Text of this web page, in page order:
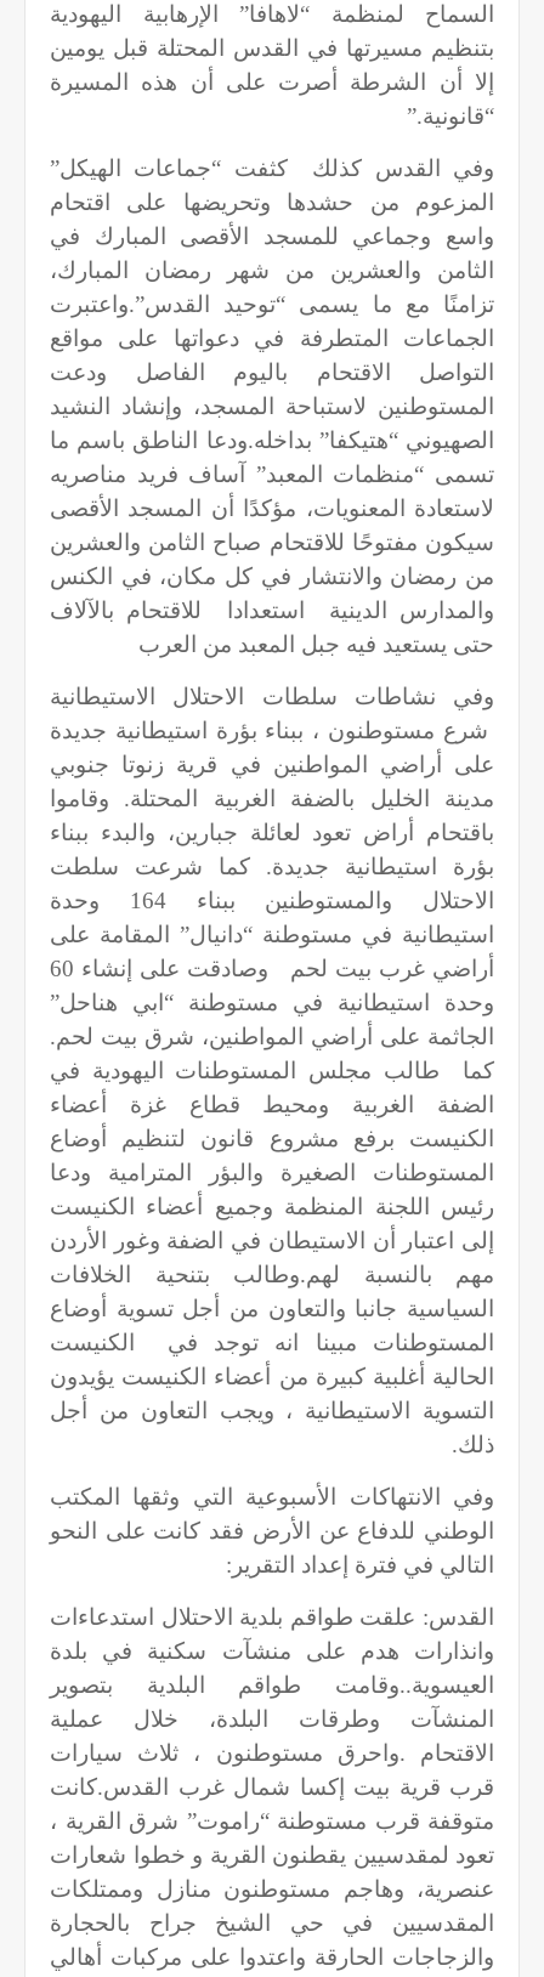
السماح لمنظمة “لاهافا” الإرهابية اليهودية
بتنظيم مسيرتها في القدس المحتلة قبل يومين
إلا أن الشرطة أصرت على أن هذه المسيرة
“قانونية”.
وفي القدس كذلك كثفت “جماعات الهيكل”
المزعوم من حشدها وتحريضها على اقتحام
واسع وجماعي للمسجد الأقصى المبارك في
الثامن والعشرين من شهر رمضان المبارك،
تزامنًا مع ما يسمى “توحيد القدس”.واعتبرت
الجماعات المتطرفة في دعواتها على مواقع
التواصل الاقتحام باليوم الفاصل ودعت
المستوطنين لاستباحة المسجد، وإنشاد النشيد
الصهيوني “هتيكفا” بداخله.ودعا الناطق باسم ما
تسمى “منظمات المعبد” آساف فريد مناصريه
لاستعادة المعنويات، مؤكدًا أن المسجد الأقصى
سيكون مفتوحًا للاقتحام صباح الثامن والعشرين
من رمضان والانتشار في كل مكان، في الكنس
والمدارس الدينية استعدادا للاقتحام بالآلاف
حتى يستعيد فيه جبل المعبد من العرب
وفي نشاطات سلطات الاحتلال الاستيطانية
شرع مستوطنون ، ببناء بؤرة استيطانية جديدة
على أراضي المواطنين في قرية زنوتا جنوبي
مدينة الخليل بالضفة الغربية المحتلة. وقاموا
باقتحام أراض تعود لعائلة جبارين، والبدء ببناء
بؤرة استيطانية جديدة. كما شرعت سلطت
الاحتلال والمستوطنين ببناء 164 وحدة
استيطانية في مستوطنة “دانيال” المقامة على
أراضي غرب بيت لحم وصادقت على إنشاء 60
وحدة استيطانية في مستوطنة “ابي هناحل”
الجاثمة على أراضي المواطنين، شرق بيت لحم.
كما طالب مجلس المستوطنات اليهودية في
الضفة الغربية ومحيط قطاع غزة أعضاء
الكنيست برفع مشروع قانون لتنظيم أوضاع
المستوطنات الصغيرة والبؤر المترامية ودعا
رئيس اللجنة المنظمة وجميع أعضاء الكنيست
إلى اعتبار أن الاستيطان في الضفة وغور الأردن
مهم بالنسبة لهم.وطالب بتنحية الخلافات
السياسية جانبا والتعاون من أجل تسوية أوضاع
المستوطنات مبينا انه توجد في الكنيست
الحالية أغلبية كبيرة من أعضاء الكنيست يؤيدون
التسوية الاستيطانية ، ويجب التعاون من أجل
ذلك.
وفي الانتهاكات الأسبوعية التي وثقها المكتب
الوطني للدفاع عن الأرض فقد كانت على النحو
التالي في فترة إعداد التقرير :
القدس: علقت طواقم بلدية الاحتلال استدعاءات
وانذارات هدم على منشآت سكنية في بلدة
العيسوية..وقامت طواقم البلدية بتصوير
المنشآت وطرقات البلدة، خلال عملية
الاقتحام .واحرق مستوطنون ، ثلاث سيارات
قرب قرية بيت إكسا شمال غرب القدس.كانت
متوقفة قرب مستوطنة “راموت” شرق القرية ،
تعود لمقدسيين يقطنون القرية و خطوا شعارات
عنصرية، وهاجم مستوطنون منازل وممتلكات
المقدسيين في حي الشيخ جراح بالحجارة
والزجاجات الحارقة واعتدوا على مركبات أهالي